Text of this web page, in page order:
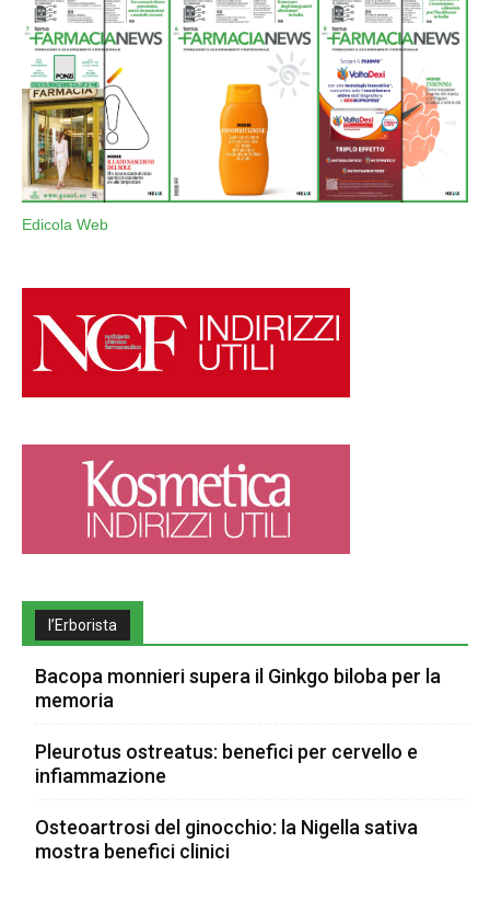
Edicola Web
l’Erborista
Bacopa monnieri supera il Ginkgo biloba per la
memoria
Pleurotus ostreatus: benefici per cervello e
infiammazione
Osteoartrosi del ginocchio: la Nigella sativa
mostra benefici clinici